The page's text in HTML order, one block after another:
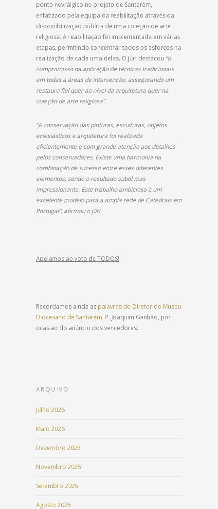
ponto nevrálgico no projeto de Santarém,
enfatizado pela equipa da reabilitação através da
disponibilização pública de uma coleção de arte
religiosa. A reabilitação foi implementada em várias
etapas, permitindo concentrar todos os esforços na
realização de cada uma delas. O júri destacou “o
compromisso na aplicação de técnicas tradicionais
em todas a áreas de intervenção, assegurando um
restauro fiel quer ao nível da arquitetura quer na
coleção de arte religiosa”.
“A conservação das pinturas, esculturas, objetos
eclesiásticos e arquitetura foi realizada
eficientemente e com grande atenção aos detalhes
pelos conservadores. Existe uma harmonia na
combinação de sucesso entre esses diferentes
elementos, sendo o resultado subtil mas
impressionante. Este trabalho ambicioso é um
excelente modelo para a ampla rede de Catedrais em
Portugal”, afirmou o júri.
Apelamos ao voto de TODOS!
Recordamos ainda as palavras do Diretor do Museu
Diocesano de Santarém, P. Joaquim Ganhão, por
ocasião do anúncio dos vencedores.
ARQUIVO
Julho 2026
Maio 2026
Dezembro 2025
Novembro 2025
Setembro 2025
Agosto 2025